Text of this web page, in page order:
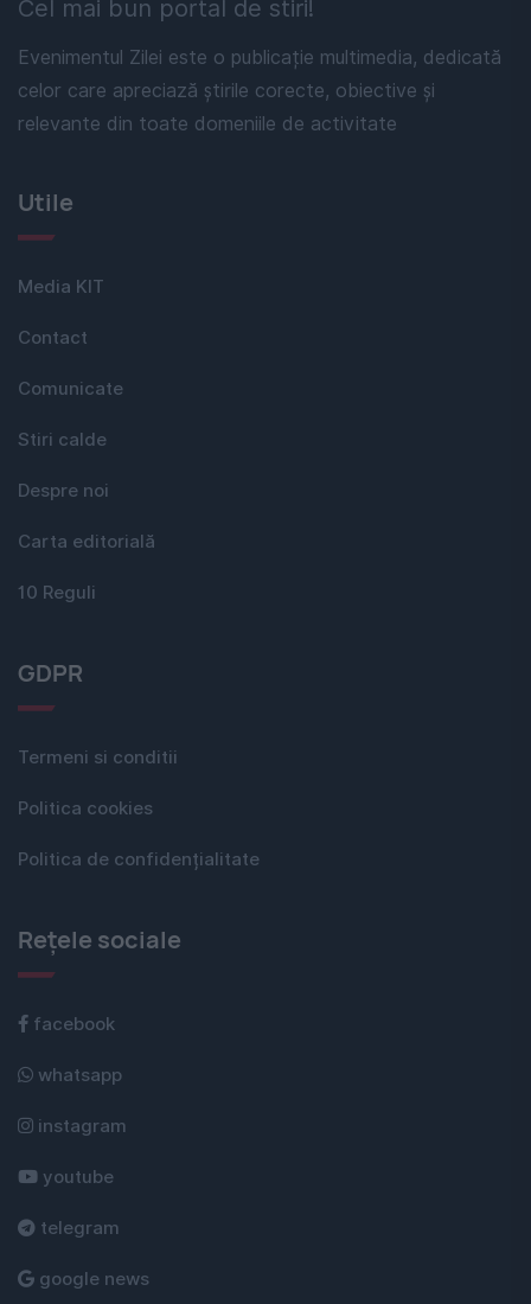
Cel mai bun portal de stiri!
Evenimentul Zilei este o publicație multimedia, dedicată
celor care apreciază știrile corecte, obiective și
relevante din toate domeniile de activitate
Utile
Media KIT
Contact
Comunicate
Stiri calde
Despre noi
Carta editorială
10 Reguli
GDPR
Termeni si conditii
Politica cookies
Politica de confidențialitate
Rețele sociale
facebook
whatsapp
instagram
youtube
telegram
google news